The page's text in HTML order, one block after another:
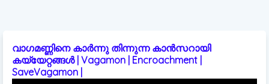
വാഗമണ്ണിനെ കാർന്നു തിന്നുന്ന കാൻസറായി
കയ്യേറ്റങ്ങൾ | Vagamon | Encroachment |
SaveVagamon |